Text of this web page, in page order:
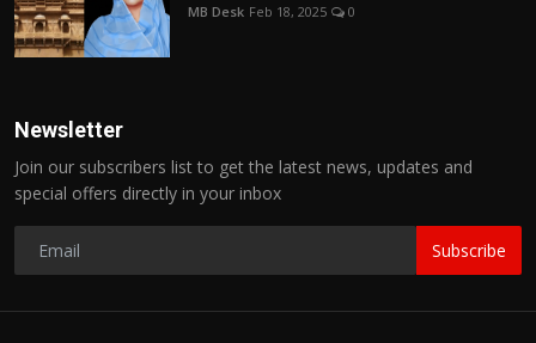
MB Desk Feb 18, 2025 0
Newsletter
Join our subscribers list to get the latest news, updates and
special offers directly in your inbox
Subscribe